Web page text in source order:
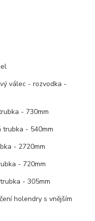
válec - rozvodka -
- 730mm
- 540mm
2720mm
- 720mm
- 305mm
holendry s vnějším